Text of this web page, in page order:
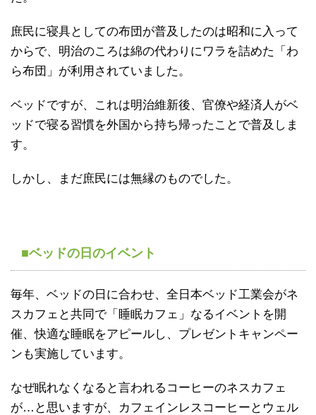
庶民に寝具としての布団が普及したのは昭和に入って
からで、明治のころは綿の代わりにワラを詰めた「わ
ら布団」が利用されていました。
ベッドですが、これは明治維新後、官僚や経済人がベ
ッドで寝る習慣を外国から持ち帰ったことで普及しま
す。
しかし、まだ庶民には無縁のものでした。
■ベッドの日のイベント
毎年、ベッドの日に合わせ、全日本ベッド工業会がネ
スカフェと共同で「睡眠カフェ」なるイベントを開
催、快適な睡眠をアピールし、プレゼントキャンペー
ンも実施しています。
なぜ眠れなくなると言われるコーヒーのネスカフェ
が…と思いますが、カフェインレスコーヒーとウェル